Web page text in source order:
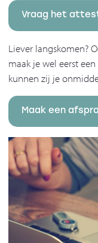
Vraag het
Liever langskomen?
maak je wel eerst
kunnen zij je
Maak een